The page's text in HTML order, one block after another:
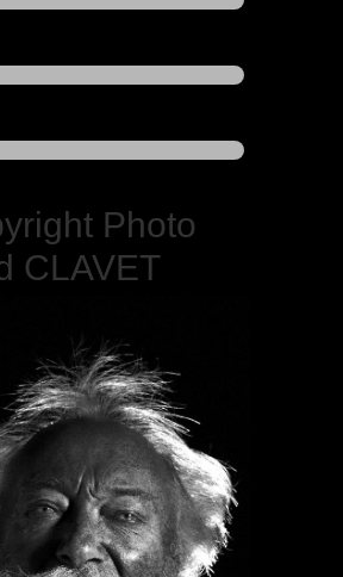
Photo
CLAVET